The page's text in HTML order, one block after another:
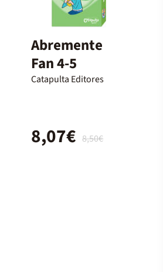
Abremente
Fan 4-5
Catapulta Editores
8,50€
8,07€